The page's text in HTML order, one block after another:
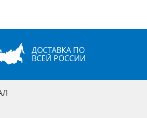
ДОСТАВКА ПО
ВСЕЙ РОССИИ